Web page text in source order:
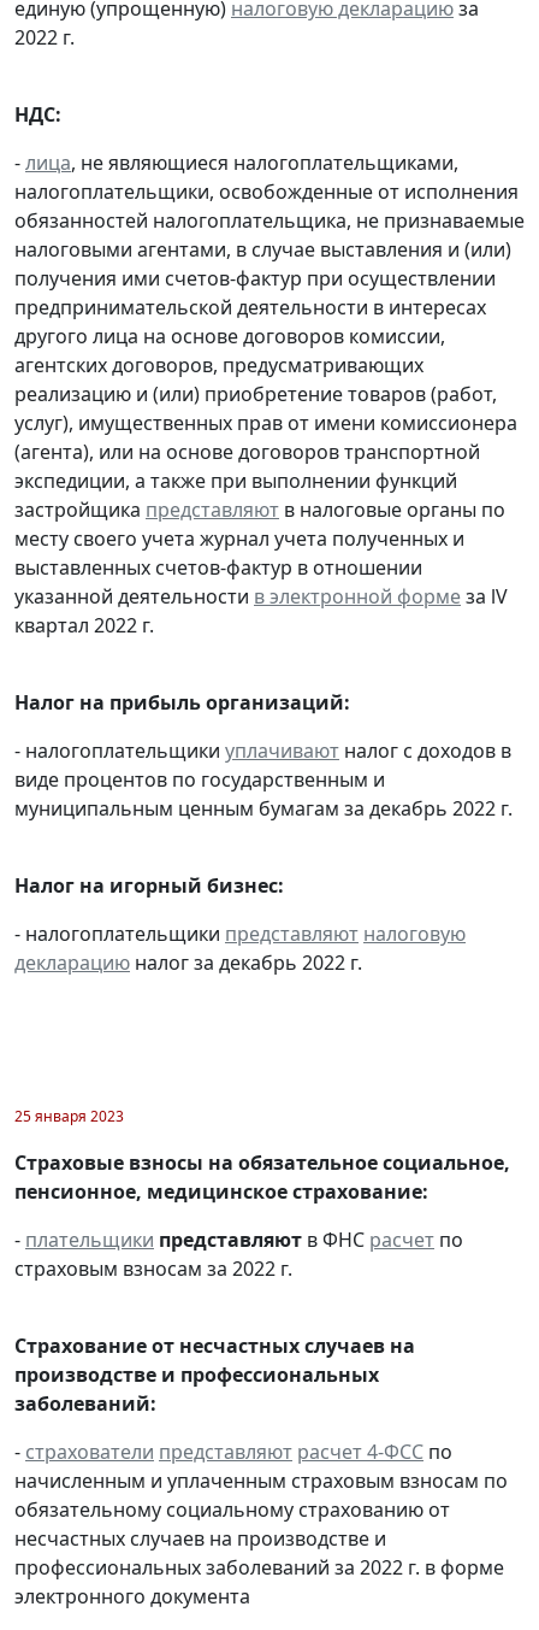
единую (упрощенную) налоговую декларациюза
2022 г.
НДС:
-лица, не являющиеся налогоплательщиками,
налогоплательщики, освобожденные от исполнения
обязанностей налогоплательщика, не признаваемые
налоговыми агентами, в случае выставления и (или)
получения ими счетов-фактур при осуществлении
предпринимательской деятельности в интересах
другого лица на основе договоров комиссии,
агентских договоров, предусматривающих
реализацию и (или) приобретение товаров (работ,
услуг), имущественных прав от имени комиссионера
(агента), или на основе договоров транспортной
экспедиции, а также при выполнении функций
застройщика представляют в налоговые органы по
месту своего учета журнал учета полученных и
выставленных счетов-фактур в отношении
указанной деятельности в электронной формеза lV
квартал 2022 г.
Налог на прибыль организаций:
- налогоплательщики уплачивают налог с доходов в
виде процентов по государственным и
муниципальным ценным бумагам за декабрь 2022 г.
Налог на игорный бизнес:
- налогоплательщики представляют налоговую
декларацию налог за декабрь 2022 г.
25 января 2023
Страховые взносы на обязательное социальное,
пенсионное, медицинское страхование:
- плательщики представляют в ФНС расчет по
страховым взносам за 2022 г.
Страхование от несчастных случаев на
производстве и профессиональных
заболеваний:
- страхователи представляют расчет 4-ФСС по
начисленным и уплаченным страховым взносам по
обязательному социальному страхованию от
несчастных случаев на производстве и
профессиональных заболеваний за 2022 г. в форме
электронного документа